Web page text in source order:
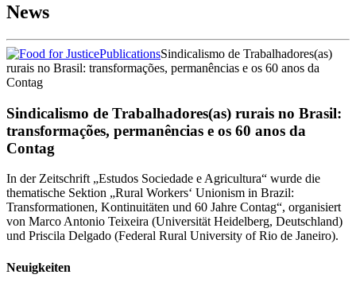
News
PublicationsSindicalismo de Trabalhadores(as)
rurais no Brasil: transformações, permanências e os 60 anos da
Contag
Sindicalismo de Trabalhadores(as) rurais no Brasil:
transformações, permanências e os 60 anos da
Contag
In der Zeitschrift „Estudos Sociedade e Agricultura“ wurde die
thematische Sektion „Rural Workers‘ Unionism in Brazil:
Transformationen, Kontinuitäten und 60 Jahre Contag“, organisiert
von Marco Antonio Teixeira (Universität Heidelberg, Deutschland)
und Priscila Delgado (Federal Rural University of Rio de Janeiro).
Neuigkeiten